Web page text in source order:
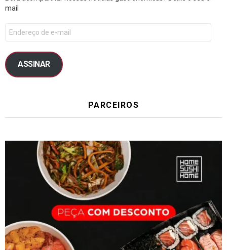
mail
ASSINAR
PARCEIROS